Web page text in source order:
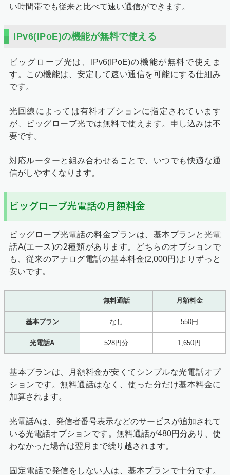
い時間帯でも従来と比べて速い通信ができます。
IPv6(IPoE)の機能が無料で使える
ビッグローブ光は、IPv6(IPoE)の機能が無料で使えま
す。この機能は、安定して速い通信を可能にする仕組み
です。
光回線によっては有料オプションに指定されています
が、ビッグローブ光では無料で使えます。申し込みは不
要です。
対応ルーターと組み合わせることで、いつでも快適な通
信がしやすくなります。
ビッグローブ光電話の月額料金
ビッグローブ光電話の料金プランは、基本プランと光電
話A(エース)の2種類があります。どちらのオプションで
も、従来のアナログ電話の基本料金(2,000円)よりずっと
安いです。
無料通話 月額料金
基本プラン なし 550円
光電話A 528円分 1,650円
基本プランは、月額料金が安くてシンプルな光電話オプ
ションです。無料通話はなく、使った分だけ基本料金に
加算されます。
光電話Aは、発信者番号表示などのサービスが追加されて
いる光電話オプションです。無料通話が480円分あり、使
わなかった場合は翌月まで繰り越されます。
固定電話で発信をしない人は、基本プランで十分です。